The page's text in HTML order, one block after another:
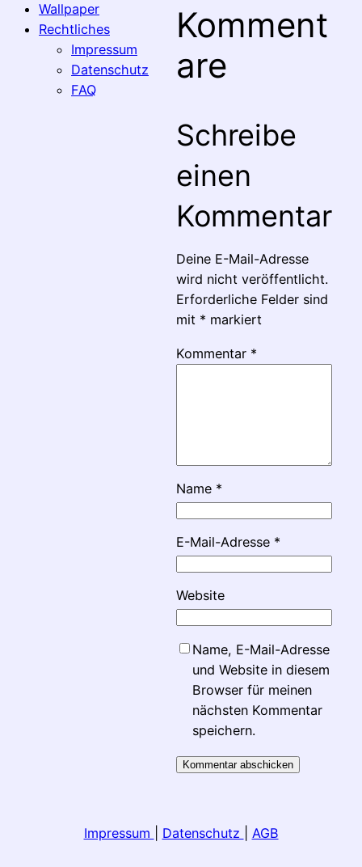
Wallpaper
Rechtliches
Impressum
Datenschutz
FAQ
Komment
are
Schreibe
einen
Kommentar
Deine E-Mail-Adresse
wird nicht veröffentlicht.
Erforderliche Felder sind
mit * markiert
Kommentar *
Name *
E-Mail-Adresse *
Website
Name, E-Mail-Adresse
und Website in diesem
Browser für meinen
nächsten Kommentar
speichern.
Impressum Datenschutz AGB